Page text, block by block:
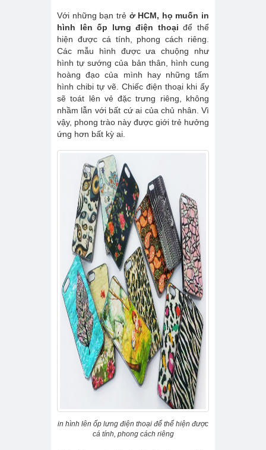
Với những bạn trẻở HCM, họ muốn in
hình lên ốp lưng điện thoại để thể
hiện được cá tính, phong cách riêng.
Các mẫu hình được ưa chuộng như
hình tự sướng của bản thân, hình cung
hoàng đạo của mình hay những tấm
hình chibi tự vẽ. Chiếc điện thoại khi ấy
sẽ toát lên vẻ đặc trưng riêng, không
nhầm lẫn với bất cứ ai của chủ nhân. Vì
vậy, phong trào này được giới trẻ hưởng
ứng hơn bất kỳ ai.
in hình lên ốp lưng điện thoại để thể hiện được
cá tính, phong cách riêng